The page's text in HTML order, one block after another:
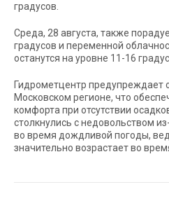
градусов.
Среда, 28 августа, также
градусов и переменной
останутся на уровне 11-16
Гидрометцентр предупреждает
Московском регионе, что
комфорта при отсутствии
столкнулись с недовольством
во время дождливой погоды,
значительно возрастает во